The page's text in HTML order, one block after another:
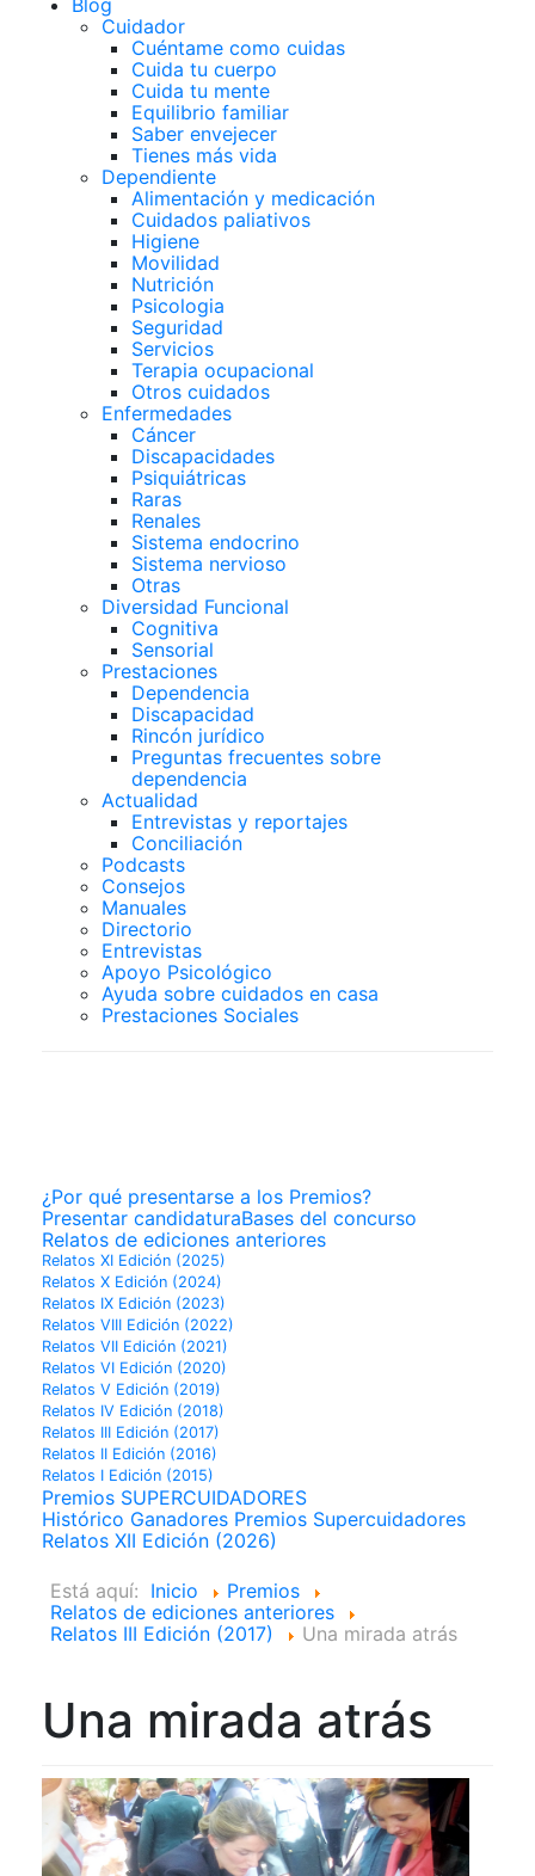
Cuidador
Cuéntame como cuidas
Cuida tu cuerpo
Cuida tu mente
Equilibrio familiar
Saber envejecer
Tienes más vida
Dependiente
Alimentación y medicación
Cuidados paliativos
Higiene
Movilidad
Nutrición
Psicologia
Seguridad
Servicios
Terapia ocupacional
Otros cuidados
Enfermedades
Cáncer
Discapacidades
Psiquiátricas
Raras
Renales
Sistema endocrino
Sistema nervioso
Otras
Diversidad Funcional
Cognitiva
Sensorial
Prestaciones
Dependencia
Discapacidad
Rincón jurídico
Preguntas frecuentes sobre
dependencia
Actualidad
Entrevistas y reportajes
Conciliación
Podcasts
Consejos
Manuales
Directorio
Entrevistas
Apoyo Psicológico
Ayuda sobre cuidados en casa
Prestaciones Sociales
¿Por qué presentarse a los Premios?
Presentar candidaturaBases del concurso
Relatos de ediciones anteriores
Relatos XI Edición (2025)
Relatos X Edición (2024)
Relatos IX Edición (2023)
Relatos VIII Edición (2022)
Relatos VII Edición (2021)
Relatos VI Edición (2020)
Relatos V Edición (2019)
Relatos IV Edición (2018)
Relatos III Edición (2017)
Relatos II Edición (2016)
Relatos I Edición (2015)
Premios SUPERCUIDADORES
Histórico Ganadores Premios Supercuidadores
Relatos XII Edición (2026)
Está aquí: Inicio
Premios
Relatos de ediciones anteriores
Relatos III Edición (2017)
Una mirada atrás
Una mirada atrás